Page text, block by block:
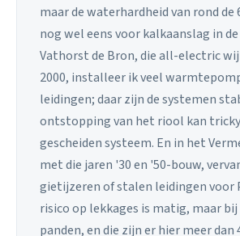
maar de waterhardheid van rond de
nog wel eens voor kalkaanslag in
Vathorst de Bron, die all-electric
2000, installeer ik veel
leidingen; daar zijn de systemen
ontstopping van het riool kan
gescheiden systeem. En in het
met die jaren '30 en '50-bouw,
gietijzeren of stalen leidingen voor
risico op lekkages is matig, maar
panden, en die zijn er hier meer dan